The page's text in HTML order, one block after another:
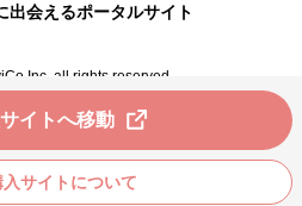
イトへ移動
入サイトについて
出会えるポータルサイト
Inc. all rights reserved.